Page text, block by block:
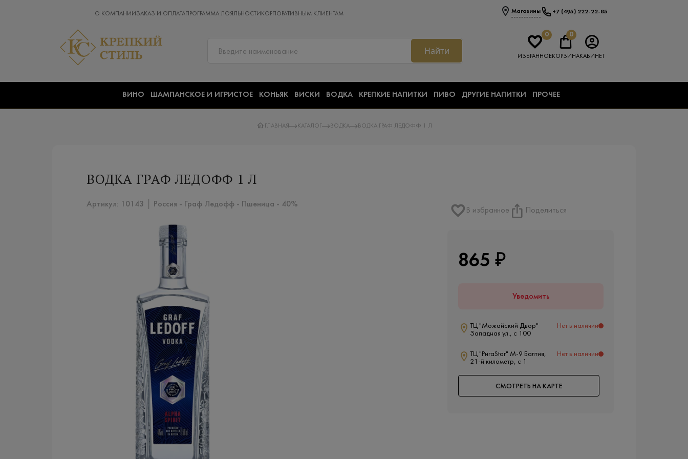
О КОМПАНИИ ЗАКАЗ И ОПЛАТАПРОГРАММА ЛОЯЛЬНОСТИ КОРПОРАТИВНЫМ КЛИЕНТАМ Магазины +7 (495) 222-22-85
Найти
0
ИЗБРАННОЕ
0
КОРЗИНАКАБИНЕТ
ВИНО ШАМПАНСКОЕ И ИГРИСТОЕ КОНЬЯК ВИСКИ ВОДКА КРЕПКИЕ НАПИТКИ ПИВО ДРУГИЕ НАПИТКИ ПРОЧЕЕ
ГЛАВНАЯ КАТАЛОГ ВОДКА ВОДКА ГРАФ ЛЕДОФФ 1 Л
ВОДКА ГРАФ ЛЕДОФФ 1 Л
Артикул: 10143 │ Россия - Граф Ледофф - Пшеница - 40%
В избранное Поделиться
865 ₽
Уведомить
ТЦ "Можайский Двор"
Западная ул., с 100
Нет в наличии
ТЦ "РигаStar" М-9 Балтия,
21-й километр, с 1
Нет в наличии
СМОТРЕТЬ НА КАРТЕ